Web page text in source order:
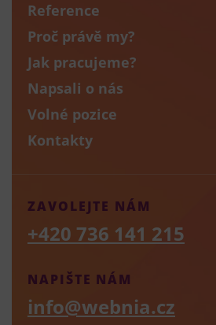
Reference
Proč právě my?
Jak pracujeme?
Napsali o nás
Volné pozice
Kontakty
NAPIŠTE NÁM
info@webnia.cz
ZAVOLEJTE NÁM
+420 736 141 215